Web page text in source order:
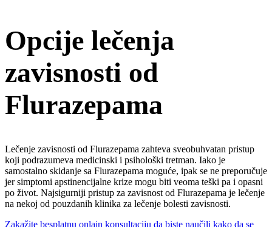
Opcije lečenja
zavisnosti od
Flurazepama
Lečenje zavisnosti od Flurazepama zahteva sveobuhvatan pristup
koji podrazumeva medicinski i psihološki tretman. Iako je
samostalno skidanje sa Flurazepama moguće, ipak se ne preporučuje
jer simptomi apstinencijalne krize mogu biti veoma teški pa i opasni
po život. Najsigurniji pristup za zavisnost od Flurazepama je lečenje
na nekoj od pouzdanih klinika za lečenje bolesti zavisnosti.
Zakažite besplatnu onlajn konsultaciju da biste naučili kako da se